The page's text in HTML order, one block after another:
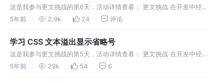
这是我参与更文挑战的第6天，活动详情查看： 更文挑战 在开发中经常
出现要滚动的模块，原始样式会影响客户的体验。为了以后更快速开
5年前 2.9k 24 评论
学习 CSS 文本溢出显示省略号
这是我参与更文挑战的第5天，活动详情查看： 更文挑战 在开发中经常
会用到文本溢出省略打点，为了更好的记住它，现在开始深入了解。 单
5年前 29k 54 6